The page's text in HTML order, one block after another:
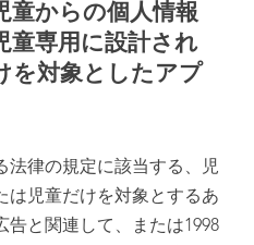
童からの個人情報
童専用に設計され
を対象としたアプ
法律の規定に該当する、児
は児童だけを対象とするあ
告と関連して、または1998